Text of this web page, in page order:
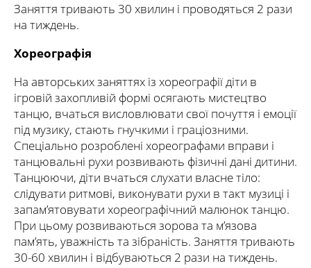
Заняття тривають 30 хвилин і проводяться 2 рази
на тиждень.
Хореографія
На авторських заняттях із хореографії діти в
ігровій захопливій формі осягають мистецтво
танцю, вчаться висловлювати свої почуття і емоції
під музику, стають гнучкими і граціозними.
Спеціально розроблені хореографами вправи і
танцювальні рухи розвивають фізичні дані дитини.
Танцюючи, діти вчаться слухати власне тіло:
слідувати ритмові, виконувати рухи в такт музиці і
запам’ятовувати хореографічний малюнок танцю.
При цьому розвиваються зорова та м’язова
пам’ять, уважність та зібраність. Заняття тривають
30-60 хвилин і відбуваються 2 рази на тиждень.